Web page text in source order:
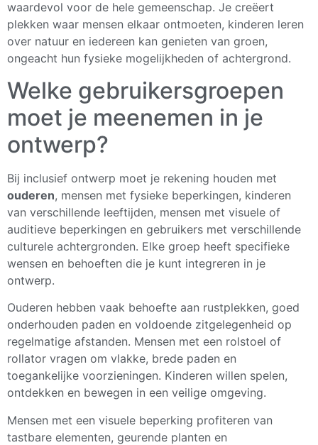
waardevol voor de hele gemeenschap. Je creëert
plekken waar mensen elkaar ontmoeten, kinderen leren
over natuur en iedereen kan genieten van groen,
ongeacht hun fysieke mogelijkheden of achtergrond.
Welke gebruikersgroepen
moet je meenemen in je
ontwerp?
Bij inclusief ontwerp moet je rekening houden met
ouderen, mensen met fysieke beperkingen, kinderen
van verschillende leeftijden, mensen met visuele of
auditieve beperkingen en gebruikers met verschillende
culturele achtergronden. Elke groep heeft specifieke
wensen en behoeften die je kunt integreren in je
ontwerp.
Ouderen hebben vaak behoefte aan rustplekken, goed
onderhouden paden en voldoende zitgelegenheid op
regelmatige afstanden. Mensen met een rolstoel of
rollator vragen om vlakke, brede paden en
toegankelijke voorzieningen. Kinderen willen spelen,
ontdekken en bewegen in een veilige omgeving.
Mensen met een visuele beperking profiteren van
tastbare elementen, geurende planten en